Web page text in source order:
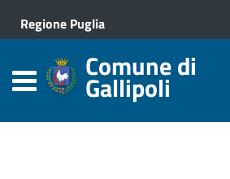
Regione Puglia
Comune di
Gallipoli